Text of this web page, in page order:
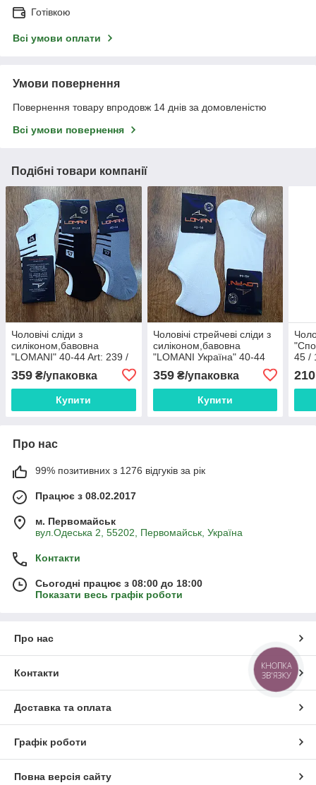
Готівкою
Всі умови оплати
Умови повернення
Повернення товару впродовж 14 днів за домовленістю
Всі умови повернення
Подібні товари компанії
Чоловічі сліди з
силіконом,бавовна
"LOMANI" 40-44 Art: 239 /
359 ₴/упаковка
Купити
Чоловічі стрейчеві сліди з
силіконом,бавовна
"LOMANI Україна" 40-44
359₴/упаковка
Купити
45 /
210
Про нас
99% позитивних з 1276 відгуків за рік
Працює з 08.02.2017
м. Первомайськ
вул.Одеська 2, 55202, Первомайськ, Україна
Контакти
Сьогодні працює з 08:00 до 18:00
Показати весь графік роботи
Про нас
Контакти
Доставка та оплата
Графік роботи
Повна версія сайту
КНОПКА
ЗВ'ЯЗКУ